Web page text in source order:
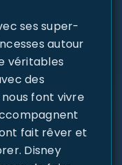
ses super-
autour
véritables
des
font vivre
fait rêver et
Disney